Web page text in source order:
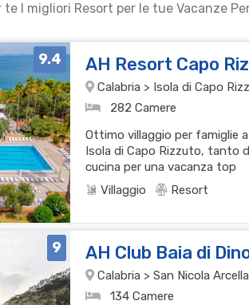
I migliori Resort per le tue Vacanze
9.4 AH Resort Capo
Calabria > Isola di Capo
282 Camere
Ottimo villaggio per famiglie
Isola di Capo Rizzuto, tanto
cucina per una vacanza top
Villaggio
Resort
9 AH Club Baia di
Calabria > San Nicola Arcella
134 Camere